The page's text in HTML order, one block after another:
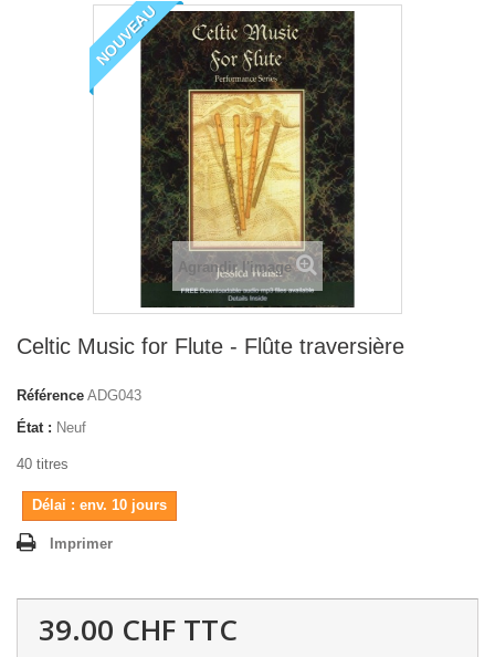
NOUVEAU
Agrandir l'image
Celtic Music for Flute - Flûte traversière
Référence ADG043
État : Neuf
40 titres
Délai : env. 10 jours
Imprimer
39.00 CHF TTC